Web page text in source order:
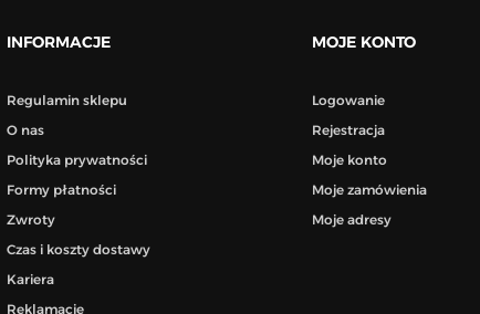
INFORMACJE
Regulamin sklepu
O nas
Polityka prywatności
Formy płatności
Zwroty
Czas i koszty dostawy
Kariera
Reklamacje
MOJE KONTO
Logowanie
Rejestracja
Moje konto
Moje zamówienia
Moje adresy